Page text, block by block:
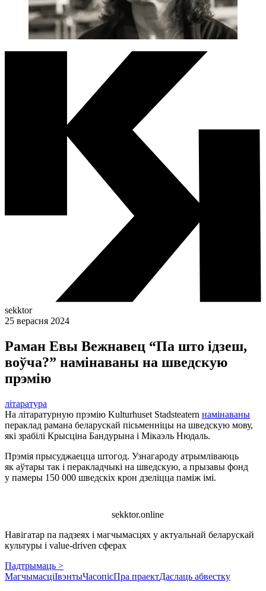
sekktor
25 верасня 2024
Раман Евы Вежнавец “Па што ідзеш,
воўча?” намінаваны на шведскую
прэмію
літаратура
На літаратурную прэмію Kulturhuset Stadsteatern намінаваны
пераклад рамана беларускай пісьменніцы на шведскую мову,
які зрабілі Крысціна Бандурына і Мікаэль Нюдаль.
Прэмія прысуджаецца штогод. Узнагароду атрымліваюць
як аўтары так і перакладчыкі на шведскую, а прызавы фонд
у памеры 150 000 шведскіх крон дзеліцца паміж імі.
sekktor.online
Навігатар па падзеях і магчымасцях у актуальнай беларускай
культуры і value-driven сферах
Падтрымаць >
МагчымасціІвэнтыЧасопісПра праектДаслаць абвестку